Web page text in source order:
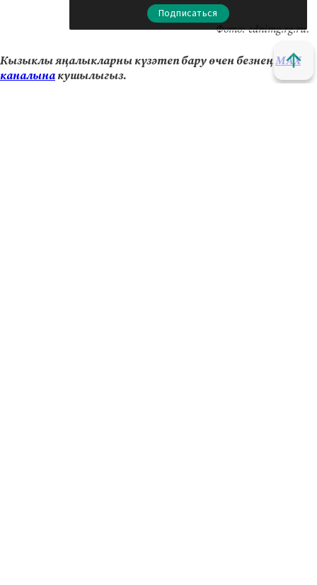
Фото: cdnimg.rg.ru.
Кызыклы яңалыкларны күзәтеп бару өчен безнеңМАХ
каналынакушылыгыз.
Подписаться